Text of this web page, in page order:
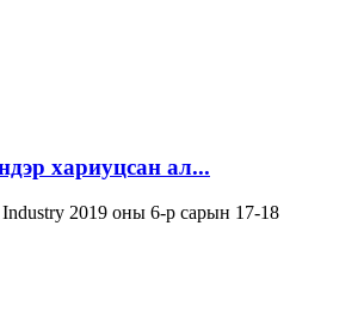
хариуцсан ал...
2019 оны 6-р сарын 17-18